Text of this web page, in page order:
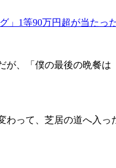
」1等90万円超が当たっ
、「僕の最後の晩餐
って、芝居の道へ入っ